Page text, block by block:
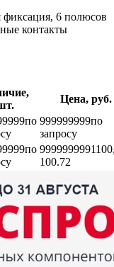
фиксация, 6 полюсов
контакты
Цена, руб.
по 999999999по
запросу
по 999999999
100.72